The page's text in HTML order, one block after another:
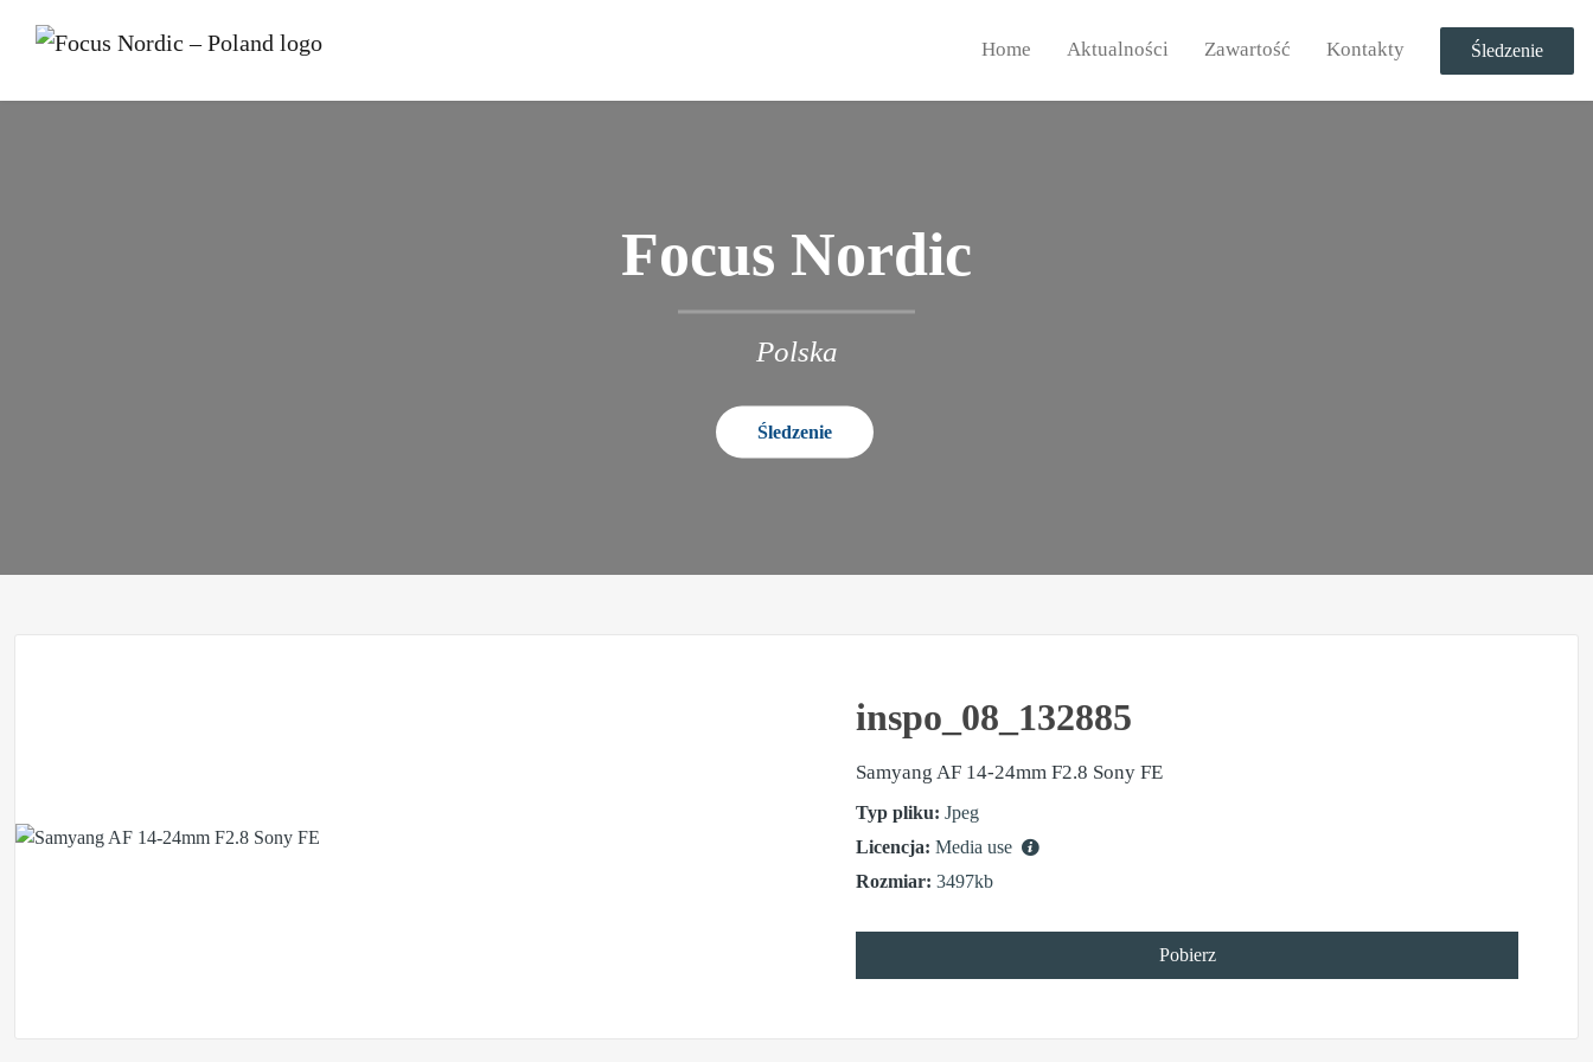
Home Aktualności Zawartość Kontakty Śledzenie
Focus Nordic
Polska
Śledzenie
inspo_08_132885
Samyang AF 14-24mm F2.8 Sony FE
Typ pliku: Jpeg
Licencja: Media use
Rozmiar: 3497kb
Pobierz